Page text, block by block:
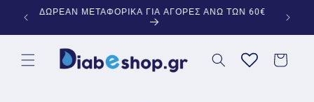
μετάβαση
στο
περιεχόμενο
ΕΞΕΙΔΙΚΕΥΜΕΝΑ ΠΡΟΪΟΝΤΑ ΓΙΑ ΤΟΝ ΔΙΑΒΗΤΗ
Καλάθι